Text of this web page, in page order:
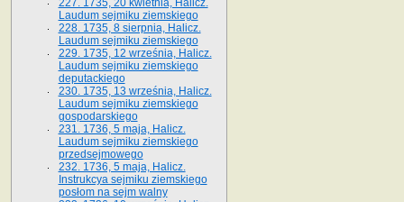
227. 1735, 20 kwietnia, Halicz.
Laudum sejmiku ziemskiego
228. 1735, 8 sierpnia, Halicz.
Laudum sejmiku ziemskiego
229. 1735, 12 września, Halicz.
Laudum sejmiku ziemskiego
deputackiego
230. 1735, 13 września, Halicz.
Laudum sejmiku ziemskiego
gospodarskiego
231. 1736, 5 maja, Halicz.
Laudum sejmiku ziemskiego
przedsejmowego
232. 1736, 5 maja, Halicz.
Instrukcya sejmiku ziemskiego
posłom na sejm walny